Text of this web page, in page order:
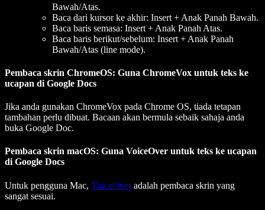
Bawah/Atas.
Baca dari kursor ke akhir: Insert + Anak Panah Bawah.
Baca baris semasa: Insert + Anak Panah Atas.
Baca baris berikut/sebelum: Insert + Anak Panah
Bawah/Atas (line mode).
Pembaca skrin ChromeOS: Guna ChromeVox untuk teks ke
ucapan di Google Docs
Jika anda gunakan ChromeVox pada Chrome OS, tiada tetapan
tambahan perlu dibuat. Bacaan akan bermula sebaik sahaja anda
buka Google Doc.
Pembaca skrin macOS: Guna VoiceOver untuk teks ke ucapan
di Google Docs
Untuk pengguna Mac, VoiceOveradalah pembaca skrin yang
sangat sesuai.